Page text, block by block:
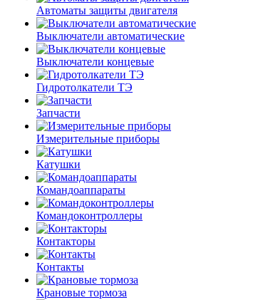
Автоматы защиты двигателя
Выключатели автоматические
Выключатели концевые
Гидротолкатели ТЭ
Запчасти
Измерительные приборы
Катушки
Командоаппараты
Командоконтроллеры
Контакторы
Контакты
Крановые тормоза